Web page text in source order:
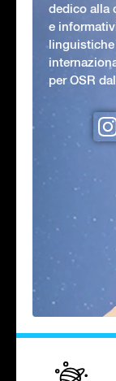
dedico alla
e
per OSR